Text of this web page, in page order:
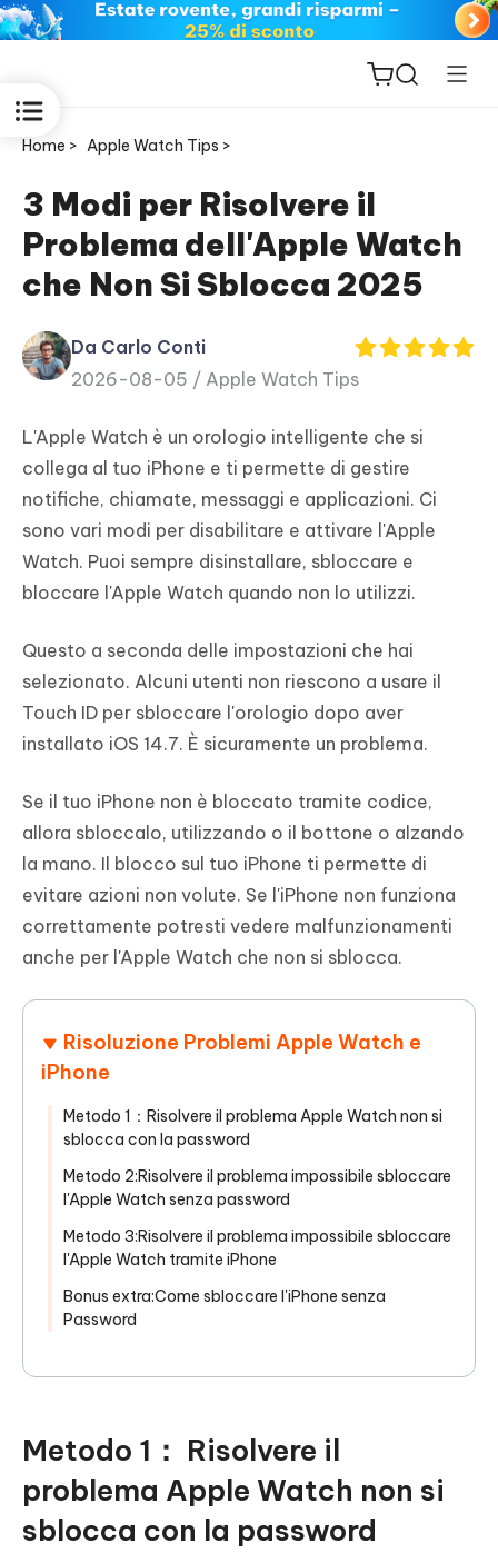
ReiBoot
for iOS
PDNob
PDF
New
iAnyGo
Home > Apple Watch Tips >
3 Modi per Risolvere il
Problema dell'Apple Watch
che Non Si Sblocca 2025
Da Carlo Conti
2026-08-05 / Apple Watch Tips
L'Apple Watch è un orologio intelligente che si
collega al tuo iPhone e ti permette di gestire
notifiche, chiamate, messaggi e applicazioni. Ci
sono vari modi per disabilitare e attivare l'Apple
Watch. Puoi sempre disinstallare, sbloccare e
bloccare l'Apple Watch quando non lo utilizzi.
Questo a seconda delle impostazioni che hai
selezionato. Alcuni utenti non riescono a usare il
Touch ID per sbloccare l'orologio dopo aver
installato iOS 14.7. È sicuramente un problema.
Se il tuo iPhone non è bloccato tramite codice,
allora sbloccalo, utilizzando o il bottone o alzando
la mano. Il blocco sul tuo iPhone ti permette di
evitare azioni non volute. Se l'iPhone non funziona
correttamente potresti vedere malfunzionamenti
anche per l'Apple Watch che non si sblocca.
Risoluzione Problemi Apple Watch e
iPhone
Metodo 1：Risolvere il problema Apple Watch non si
sblocca con la password
Metodo 2:Risolvere il problema impossibile sbloccare
l'Apple Watch senza password
Metodo 3:Risolvere il problema impossibile sbloccare
l'Apple Watch tramite iPhone
Bonus extra:Come sbloccare l'iPhone senza
Password
Metodo 1： Risolvere il
problema Apple Watch non si
sblocca con la password